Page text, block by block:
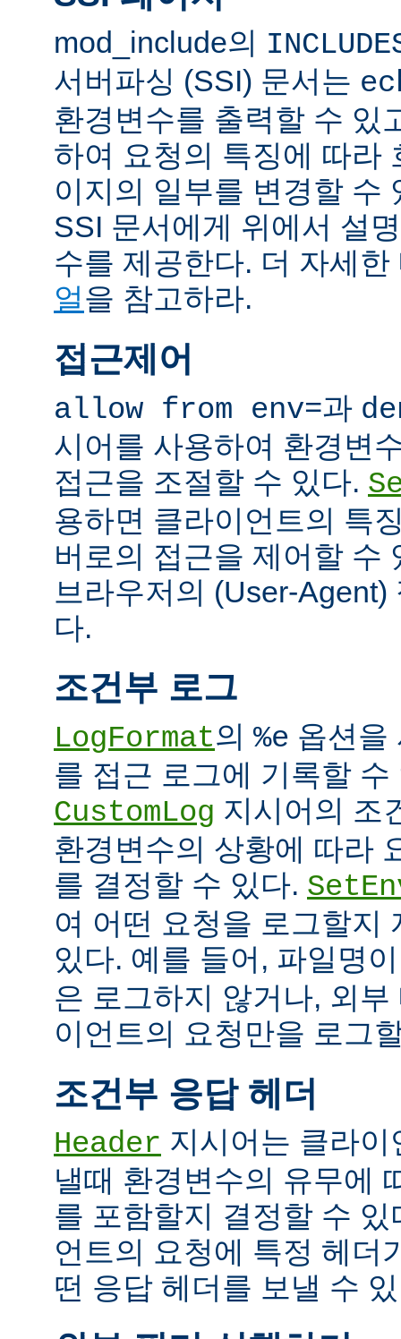
mod_include의
서버파싱 (SSI) 문서는
환경변수를 출력할 수 있
하여 요청의 특징에 따라
이지의 일부를 변경할 수
SSI 문서에게 위에서 설
수를 제공한다. 더 자세
얼을 참고하라.
접근제어
allow from env=과
시어를 사용하여 환경변
접근을 조절할 수 있다.
용하면 클라이언트의 특
버로의 접근을 제어할 수
브라우저의 (User-
다.
조건부 로그
LogFormat의 %e 옵션을
를 접근 로그에 기록할 수
CustomLog 지시어의 조
환경변수의 상황에 따라
를 결정할 수 있다.
여 어떤 요청을 로그할지
있다. 예를 들어, 파일명
은 로그하지 않거나, 외
이언트의 요청만을 로그
조건부 응답 헤더
Header 지시어는 클라
낼때 환경변수의 유무에
를 포함할지 결정할 수
언트의 요청에 특정 헤더
떤 응답 헤더를 보낼 수